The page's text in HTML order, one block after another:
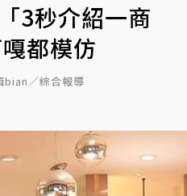
3秒介紹一商
都模仿
bian／綜合報導